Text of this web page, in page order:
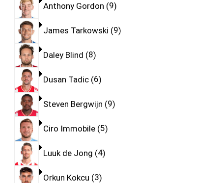
Anthony Gordon 9
James Tarkowski 9
Daley Blind 8
Dusan Tadic 6
Steven Bergwijn 9
Ciro Immobile 5
Luuk de Jong 4
Orkun Kokcu 3